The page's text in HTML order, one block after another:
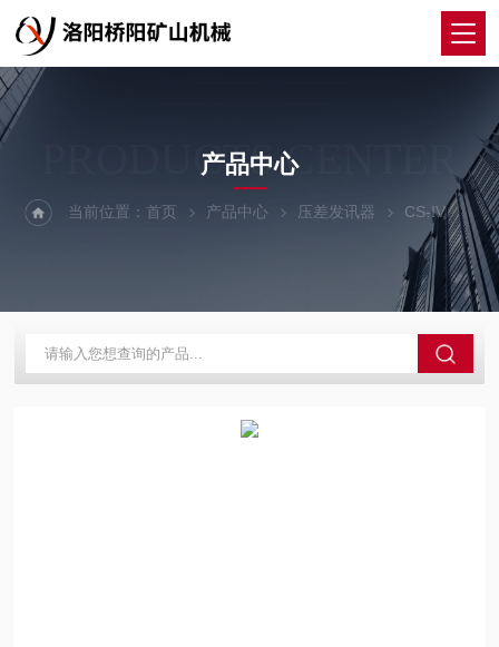
PRODUCTS CENTER
产品中心
当前位置：首页 产品中心 压差发讯器 CS-IV 液